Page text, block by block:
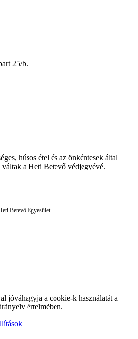
25/b.
húsos étel és az önkéntesek által
váltak a Heti Betevő védjegyévé.
Betevő Egyesület
jóváhagyja a cookie-k használatát a
értelmében.